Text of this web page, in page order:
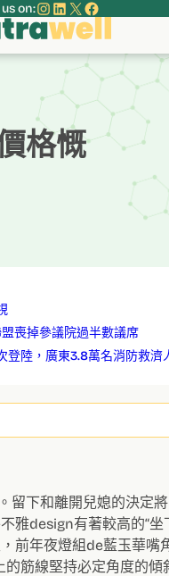
on:Instagram
LinkedIn
X
格慨
留下和離開兒媳的決定
雅design有著較高的“
前年夜燈組de藍玉華
筋線堅持必定角度的
喪掉參議院過半數議席
登陸，廣東3.8萬名消防救